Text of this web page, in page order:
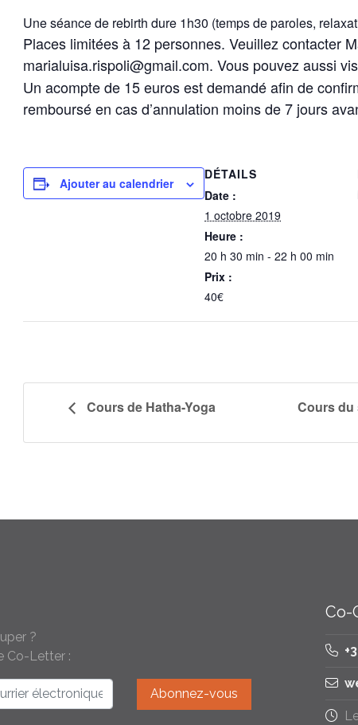
Une séance de rebirth dure 1h30 (temps de paroles,
Places limitées à 12 personnes. Veuillez contacter
marialuisa.rispoli@gmail.com. Vous pouvez aussi
Un acompte de 15 euros est demandé afin de
remboursé en cas d’annulation moins de 7 jours
Ajouter au calendrier
DÉTAILS
Date :
1 octobre 2019
Heure :
20 h 30 min - 22 h 00 min
Prix :
40€
Cours de Hatha-Yoga Cours du
?
Co-Letter :
Co-